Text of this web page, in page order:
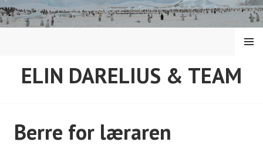
Skip
to
ELIN DARELIUS & TEAM
MENU
Berre for læraren